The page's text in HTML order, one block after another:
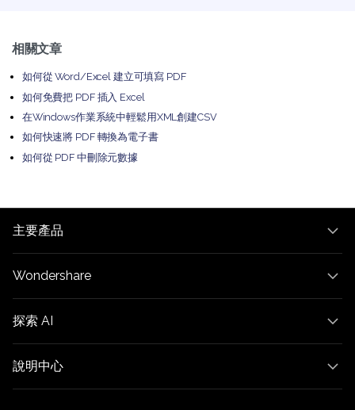
相關文章
如何從 Word/Excel 建立可填寫 PDF
如何免費把 PDF 插入 Excel
在Windows作業系統中輕鬆用XML創建CSV
如何快速將 PDF 轉換為電子書
如何從 PDF 中刪除元數據
主要產品
Wondershare
探索 AI
說明中心